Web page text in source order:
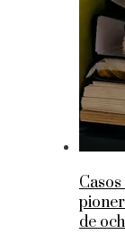
de